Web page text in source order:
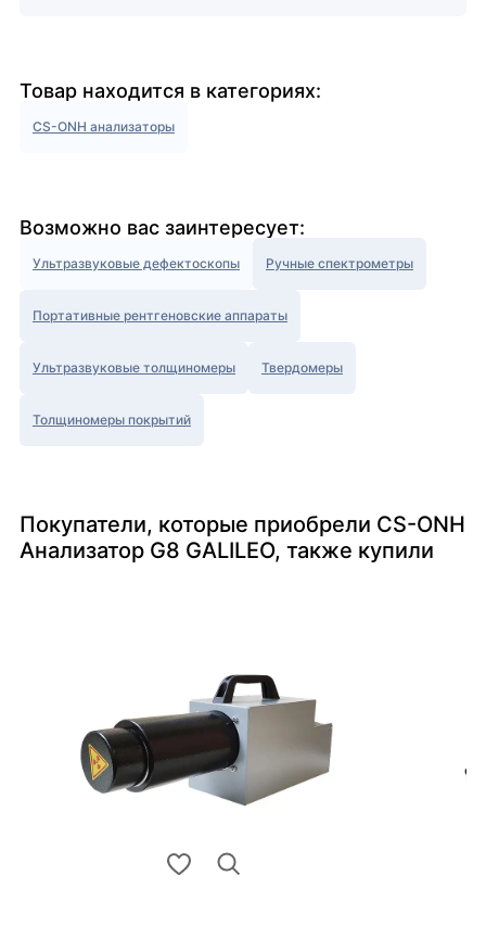
Товар находится в категориях:
CS-ONH анализаторы
Возможно вас заинтересует:
Ультразвуковые дефектоскопы Ручные спектрометры
Портативные рентгеновские аппараты
Ультразвуковые толщиномеры Твердомеры
Толщиномеры покрытий
Покупатели, которые приобрели CS-ONH
Анализатор G8 GALILEO, также купили